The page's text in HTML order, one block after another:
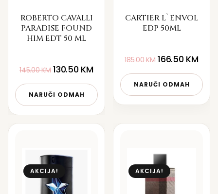
ROBERTO CAVALLI
PARADISE FOUND
HIM EDT 50 ML
145.00KM 130.50 KM
NARUČI ODMAH
CARTIER L`ENVOL
EDP 50ML
185.00KM 166.50 KM
NARUČI ODMAH
AKCIJA! AKCIJA!